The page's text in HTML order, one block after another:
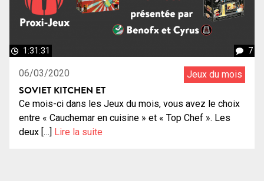
1:31:31 7
06/03/2020 Jeux du mois
SOVIET KITCHEN ET
Ce mois-ci dans les Jeux du mois, vous avez le choix
entre « Cauchemar en cuisine » et « Top Chef ». Les
deux […] Lire la suite